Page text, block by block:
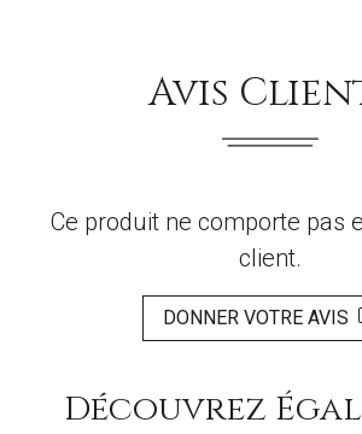
Avis
Ce produit ne comporte pas
client.
DONNER VOTRE AVIS
Découvrez